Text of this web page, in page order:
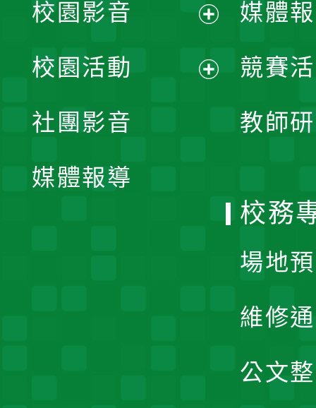
媒體
競賽
教師
校園影音
開
校園活動
社團影音
媒體報導
校務
場地
維修
公文